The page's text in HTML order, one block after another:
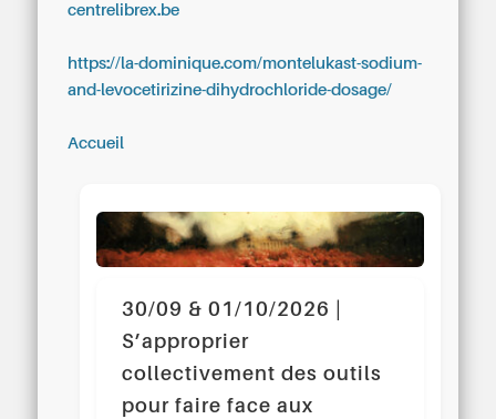
centrelibrex.be
https://la-dominique.com/montelukast-sodium-
and-levocetirizine-dihydrochloride-dosage/
Accueil
30/09 & 01/10/2026 |
S’approprier
collectivement des outils
pour faire face aux